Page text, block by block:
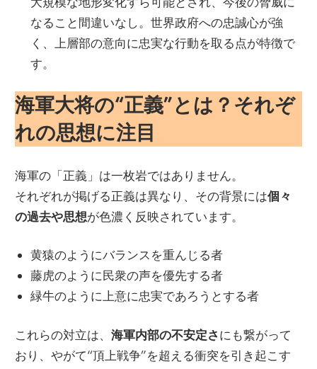
なること間違いなし。世界政府への忠誠心が強
く、上層部の意向に忠実な行動を取る点が特徴で
す。
海軍大将の“正義”とは？それぞ
れの思想に注目
海軍の「正義」は一枚岩ではありません。
それぞれが掲げる正義は異なり、その背景には個々
の過去や思想が色濃く反映されています。
黄猿のようにバランスを重んじる者
藤虎のように民衆の声を優先する者
緑牛のように上意に忠実であろうとする者
これらの対立は、海軍内部の不安定さにも繋がって
おり、やがて“頂上戦争”を超える衝突を引き起こす